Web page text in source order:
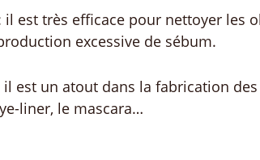
il est très efficace pour nettoyer les
excessive de sébum.
il est un atout dans la fabrication
liner, le mascara…